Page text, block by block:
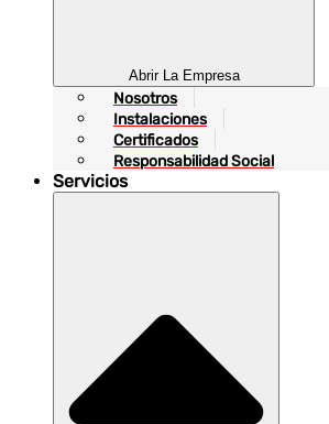
Abrir La Empresa
Nosotros
Instalaciones
Certificados
Responsabilidad Social
Servicios